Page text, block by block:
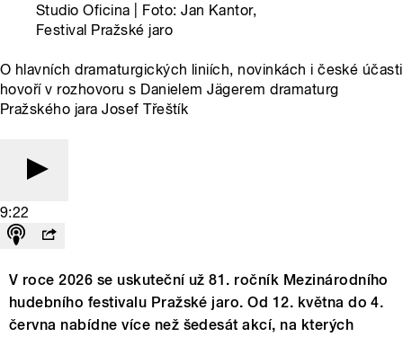
Studio Oficina | Foto: Jan Kantor,
Festival Pražské jaro
O hlavních dramaturgických liniích, novinkách i české účasti
hovoří v rozhovoru s Danielem Jägerem dramaturg
Pražského jara Josef Třeštík
9:22
V roce 2026 se uskuteční už 81. ročník Mezinárodního
hudebního festivalu Pražské jaro. Od 12. května do 4.
června nabídne více než šedesát akcí, na kterých